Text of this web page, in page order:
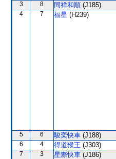
3 8 同祥和順 (J185)
4 7 福星 (H239)
5 6 駿奕快車 (J188)
6 4 得道猴王 (J303)
7 3 星際快車 (J186)